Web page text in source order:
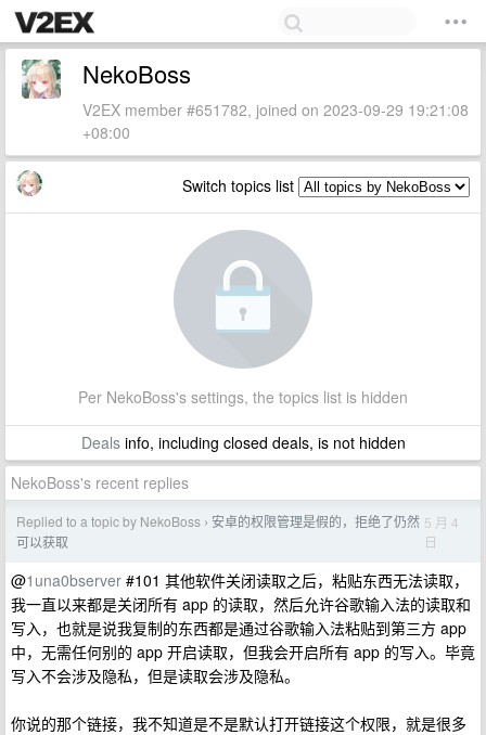
NekoBoss
V2EX member #651782, joined on 2023-09-29 19:21:08
+08:00
Switch topics list
Per NekoBoss's settings, the topics list is hidden
Dealsinfo, including closed deals, is not hidden
NekoBoss's recent replies
Replied to a topic by NekoBoss › 安卓的权限管理是假的，拒绝了仍然
可以获取
5 月 4
日
@1una0bserver #101 其他软件关闭读取之后，粘贴东西无法读取，
我一直以来都是关闭所有 app 的读取，然后允许谷歌输入法的读取和
写入，也就是说我复制的东西都是通过谷歌输入法粘贴到第三方 app
中，无需任何别的 app 开启读取，但我会开启所有 app 的写入。毕竟
写入不会涉及隐私，但是读取会涉及隐私。
你说的那个链接，我不知道是不是默认打开链接这个权限，就是很多